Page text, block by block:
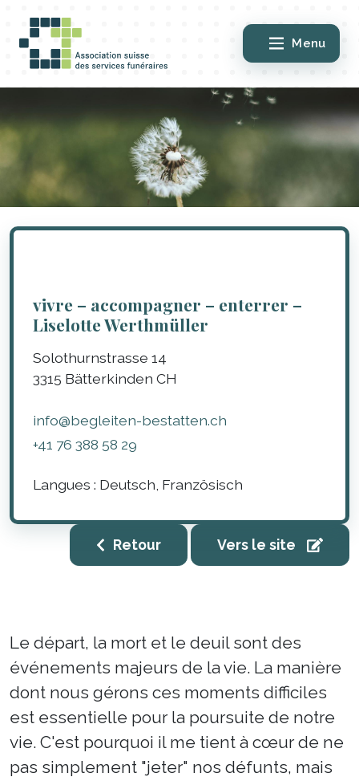
Menu
vivre – accompagner – enterrer –
Liselotte Werthmüller
Solothurnstrasse 14
3315 Bätterkinden CH
info@begleiten-bestatten.ch
+41 76 388 58 29
Langues : Deutsch, Französisch
Retour Vers le site
Le départ, la mort et le deuil sont des
événements majeurs de la vie. La manière
dont nous gérons ces moments difficiles
est essentielle pour la poursuite de notre
vie. C'est pourquoi il me tient à cœur de ne
pas simplement "jeter" nos défunts, mais